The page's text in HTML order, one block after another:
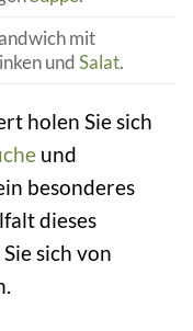
mit
undSalat.
holen Sie sich
und
besonderes
dieses
sich von